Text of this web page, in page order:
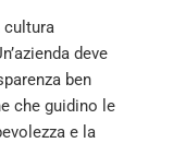
cultura
deve
ben
che guidino le
e la